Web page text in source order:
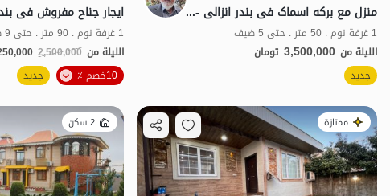
منزل مع برکه اسماک فی بندر انزالی - خمیران
1 غرفة نوم . 50 متر . حتى 5 ضيف
الليلة من 3,500,000 تومان
جديد
الموقع على الخريطة
1 غرفة نوم . 90 متر . حتى 9 ضيف
الليلة من 2,500,000
10خصم ٪
جديد
ممتازة 2 سكن